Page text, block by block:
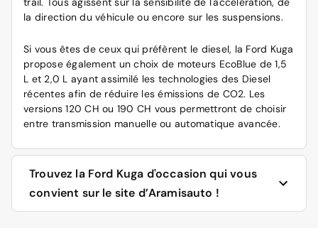
la direction du véhicule ou encore sur les suspensions.
Si vous êtes de ceux qui préfèrent le diesel, la Ford Kuga
propose également un choix de moteurs EcoBlue de 1,5
L et 2,0 L ayant assimilé les technologies des Diesel
récentes afin de réduire les émissions de CO2. Les
versions 120 CH ou 190 CH vous permettront de choisir
entre transmission manuelle ou automatique avancée.
Trouvez la Ford Kuga d'occasion qui vous
convient sur le site d’Aramisauto !